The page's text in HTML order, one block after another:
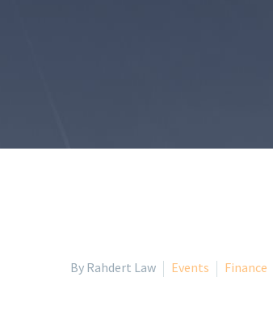
By Rahdert Law Events Finance